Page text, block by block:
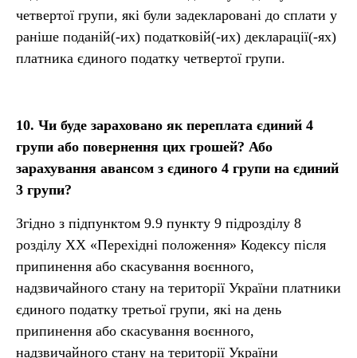
четвертої групи, які були задекларовані до сплати у
раніше поданій(-их) податковій(-их) декларації(-ях)
платника єдиного податку четвертої групи.
10. Чи буде зараховано як переплата єдиний 4
групи або повернення цих грошей? Або
зарахування авансом з єдиного 4 групи на єдиний
3 групи?
Згідно з підпунктом 9.9 пункту 9 підрозділу 8
розділу ХХ «Перехідні положення» Кодексу після
припинення або скасування воєнного,
надзвичайного стану на території України платники
єдиного податку третьої групи, які на день
припинення або скасування воєнного,
надзвичайного стану на території України